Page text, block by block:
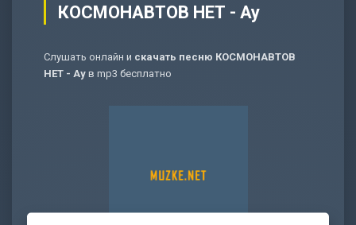
КОСМОНАВТОВ НЕТ - Ау
Слушать онлайн и скачать песню КОСМОНАВТОВ
НЕТ - Ау в mp3 бесплатно